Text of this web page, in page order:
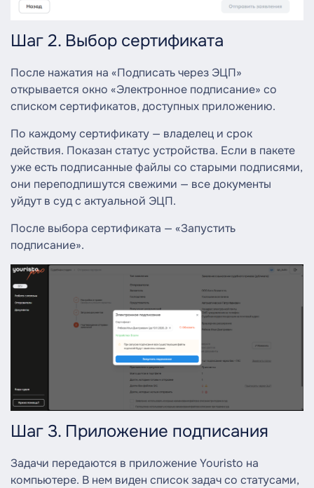
Шаг 2. Выбор сертификата
После нажатия на «Подписать через ЭЦП»
открывается окно «Электронное подписание» со
списком сертификатов, доступных приложению.
По каждому сертификату — владелец и срок
действия. Показан статус устройства. Если в пакете
уже есть подписанные файлы со старыми подписями,
они переподпишутся свежими — все документы
уйдут в суд с актуальной ЭЦП.
После выбора сертификата — «Запустить
подписание».
Шаг 3. Приложение подписания
Задачи передаются в приложение Youristo на
компьютере. В нем виден список задач со статусами,